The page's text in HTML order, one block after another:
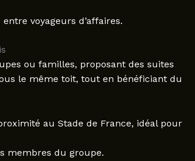
voyageurs d’affaires.
ou familles, proposant des suites
le même toit, tout en bénéficiant du
au Stade de France, idéal pour
membres du groupe.